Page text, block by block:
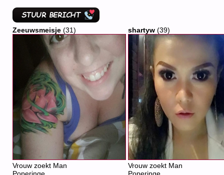
Zeeuwsmeisje (31)
Vrouw zoekt Man
shartyw (39)
Vrouw zoekt Man